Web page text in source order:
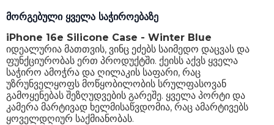
მორგებული ყველა საჭიროებაზე
iPhone 16e Silicone Case - Winter Blue
იდეალურია მათთვის, ვინც ეძებს საიმედო დაცვას და
ფუნქციურობას ერთ პროდუქტში. ქეისს აქვს ყველა
საჭირო ამოჭრა და ღილაკის საფარი, რაც
უზრუნველყოფს მოწყობილობის სრულფასოვან
გამოყენებას შეზღუდვების გარეშე. ყველა პორტი და
კამერა მარტივად ხელმისაწვდომია, რაც ამარტივებს
ყოველდღიურ საქმიანობას.